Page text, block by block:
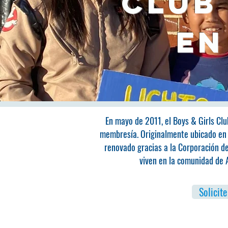
En mayo de 2011, el Boys & Girls
membresía. Originalmente ubicado
renovado gracias a la Corporación
viven en la comunidad